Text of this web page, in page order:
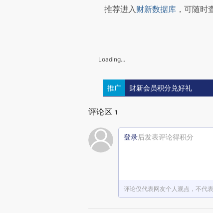
推荐进入财新数据库 ，可随时
Loading...
推广 财新会员积分兑好礼
评论区 1
登录后发表评论得积分
评论仅代表网友个人观点，不代